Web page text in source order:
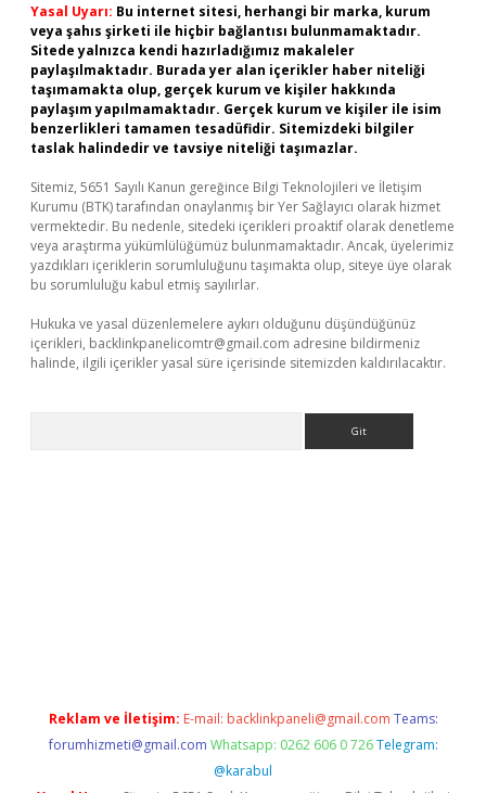
Yasal Uyarı: Bu internet sitesi, herhangi bir marka, kurum
veya şahıs şirketi ile hiçbir bağlantısı bulunmamaktadır.
Sitede yalnızca kendi hazırladığımız makaleler
paylaşılmaktadır. Burada yer alan içerikler haber niteliği
taşımamakta olup, gerçek kurum ve kişiler hakkında
paylaşım yapılmamaktadır. Gerçek kurum ve kişiler ile isim
benzerlikleri tamamen tesadüfidir. Sitemizdeki bilgiler
taslak halindedir ve tavsiye niteliği taşımazlar.
Sitemiz, 5651 Sayılı Kanun gereğince Bilgi Teknolojileri ve İletişim
Kurumu (BTK) tarafından onaylanmış bir Yer Sağlayıcı olarak hizmet
vermektedir. Bu nedenle, sitedeki içerikleri proaktif olarak denetleme
veya araştırma yükümlülüğümüz bulunmamaktadır. Ancak, üyelerimiz
yazdıkları içeriklerin sorumluluğunu taşımakta olup, siteye üye olarak
bu sorumluluğu kabul etmiş sayılırlar.
Hukuka ve yasal düzenlemelere aykırı olduğunu düşündüğünüz
içerikleri, backlinkpanelicomtr@gmail.com adresine bildirmeniz
halinde, ilgili içerikler yasal süre içerisinde sitemizden kaldırılacaktır.
Reklam ve İletişim: E-mail: backlinkpaneli@gmail.com Teams:
forumhizmeti@gmail.com Whatsapp: 0262 606 0 726 Telegram:
@karabul